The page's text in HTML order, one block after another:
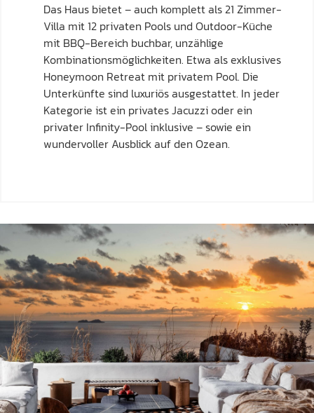
Das Haus bietet – auch komplett als 21 Zimmer-
Villa mit 12 privaten Pools und Outdoor-Küche
mit BBQ-Bereich buchbar, unzählige
Kombinationsmöglichkeiten. Etwa als exklusives
Honeymoon Retreat mit privatem Pool. Die
Unterkünfte sind luxuriös ausgestattet. In jeder
Kategorie ist ein privates Jacuzzi oder ein
privater Infinity-Pool inklusive – sowie ein
wundervoller Ausblick auf den Ozean.